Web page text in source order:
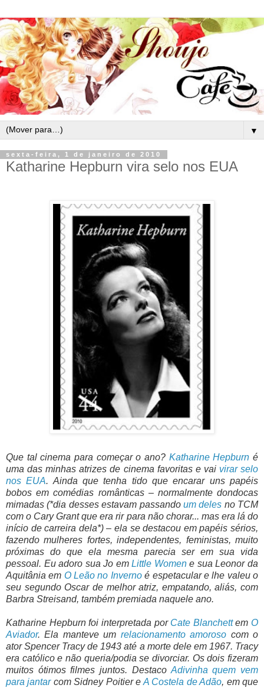
▼
sexta-feira, 1 de janeiro de 2010
Katharine Hepburn vira selo nos EUA
Que tal cinema para começar o ano? Katharine Hepburn é
uma das minhas atrizes de cinema favoritas e vai virar selo
nos EUA. Ainda que tenha tido que encarar uns papéis
bobos em comédias românticas – normalmente dondocas
mimadas (*dia desses estavam passando um deles no TCM
com o Cary Grant que era rir para não chorar... mas era lá do
início de carreira dela*) – ela se destacou em papéis sérios,
fazendo mulheres fortes, independentes, feministas, muito
próximas do que ela mesma parecia ser em sua vida
pessoal. Eu adoro sua Jo emLittle Womene sua Leonor da
Aquitânia em O Leão no Invernoé espetacular e lhe valeu o
seu segundo Oscar de melhor atriz, empatando, aliás, com
Barbra Streisand, também premiada naquele ano.
Katharine Hepburn foi interpretada por Cate Blanchettem O
Aviador. Ela manteve um relacionamento amoroso com o
ator Spencer Tracy de 1943 até a morte dele em 1967. Tracy
era católico e não queria/podia se divorciar. Os dois fizeram
muitos ótimos filmes juntos. DestacoAdivinha quem vem
para jantarcom Sidney Poitier e A Costela de Adão, em que